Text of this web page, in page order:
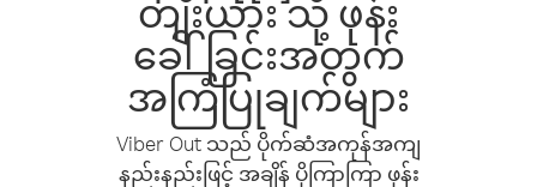
တျီးယား သို့ ဖုန်း
ခေါ်ခြင်းအတွက်
အကြံပြုချက်များ
Viber Out သည် ပိုက်ဆံအကုန်အကျ
နည်းနည်းဖြင့် အချိန် ပိုကြာကြာ ဖုန်း